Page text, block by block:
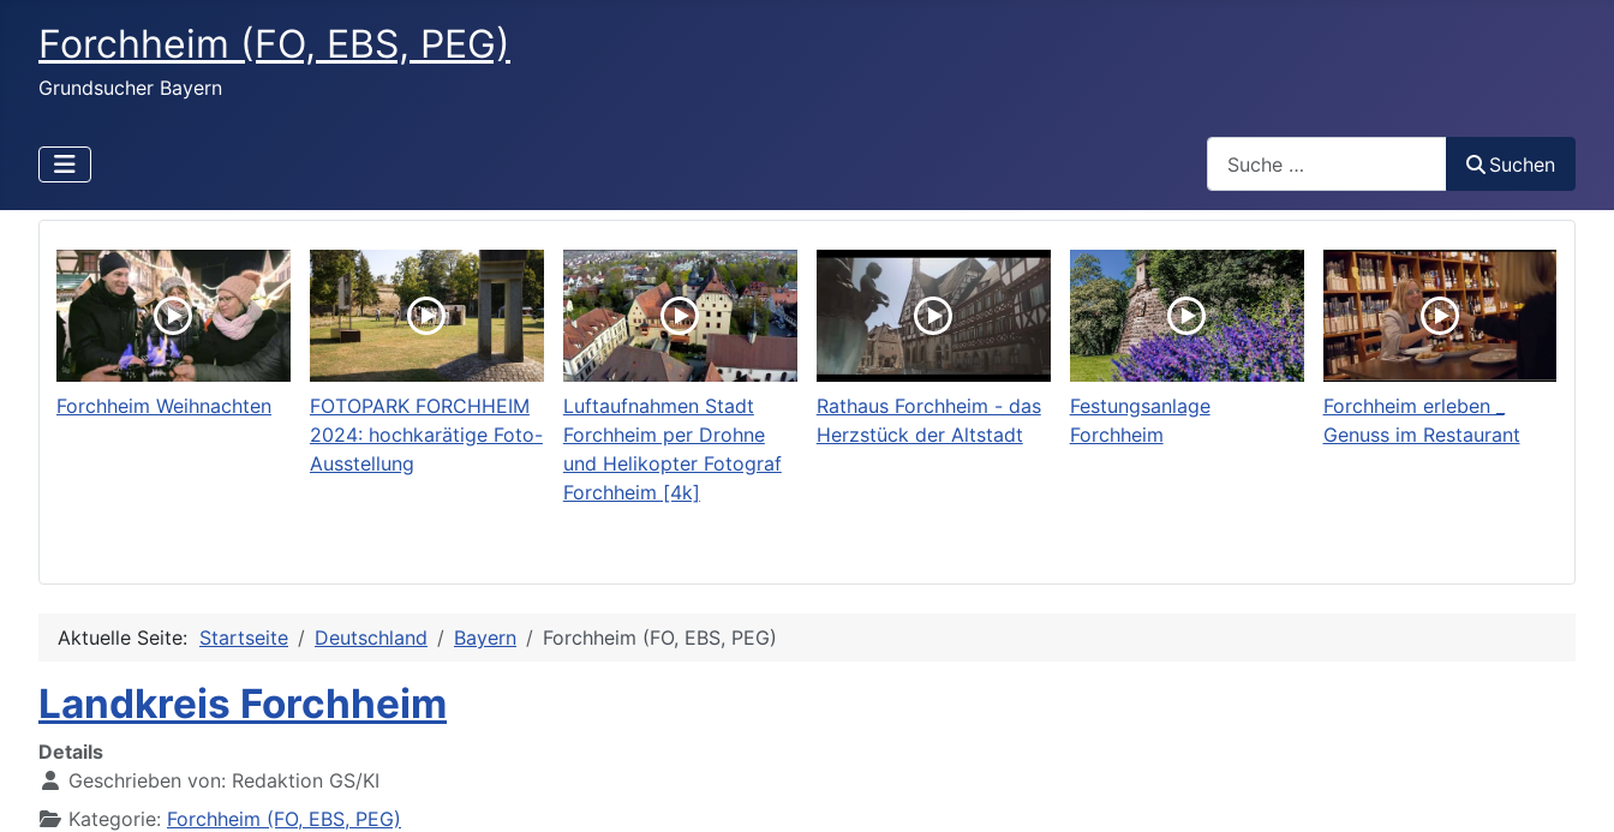
Forchheim (FO, EBS, PEG)
Grundsucher Bayern
Suchen
Forchheim Weihnachten
FOTOPARK FORCHHEIM
2024: hochkarätige Foto-
Ausstellung
Luftaufnahmen Stadt
Forchheim per Drohne
und Helikopter Fotograf
Forchheim [4k]
Rathaus Forchheim - das
Herzstück der Altstadt
Festungsanlage
Forchheim
Forchheim erleben _
Genuss im Restaurant
Aktuelle Seite: Startseite Deutschland Bayern Forchheim (FO, EBS, PEG)
Landkreis Forchheim
Details
Geschrieben von: Redaktion GS/KI
Kategorie: Forchheim (FO, EBS, PEG)